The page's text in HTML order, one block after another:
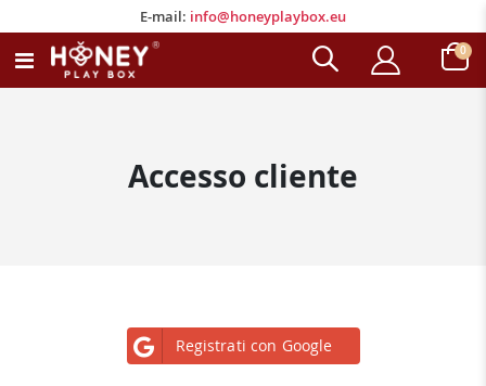
E-mail: info@honeyplaybox.eu
E-mail:
info@honeyplaybox.eu
Toggle
Carrello
0
Accesso cliente
Registrati con Google